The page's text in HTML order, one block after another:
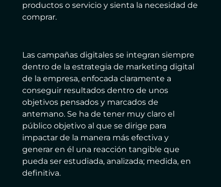
productos o servicio y sienta la necesidad de
comprar.
Las campañas digitales se integran siempre
dentro de la estrategia de marketing digital
de la empresa, enfocada claramente a
conseguir resultados dentro de unos
objetivos pensados y marcados de
antemano. Se ha de tener muy claro el
público objetivo al que se dirige para
impactar de la manera más efectiva y
generar en él una reacción tangible que
pueda ser estudiada, analizada; medida, en
definitiva.